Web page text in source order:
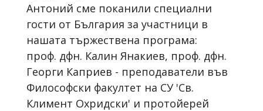
Антоний сме поканили специални
гости от България за участници в
нашата тържествена програма:
проф. дфн. Калин Янакиев, проф. дфн.
Георги Каприев - преподаватели във
Философски факултет на СУ 'Св.
Климент Охридски' и протойерей